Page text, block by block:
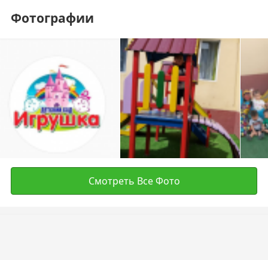
Фотографии
Смотреть Все Фото